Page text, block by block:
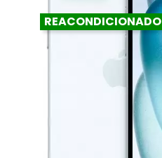
REACONDICIONADO